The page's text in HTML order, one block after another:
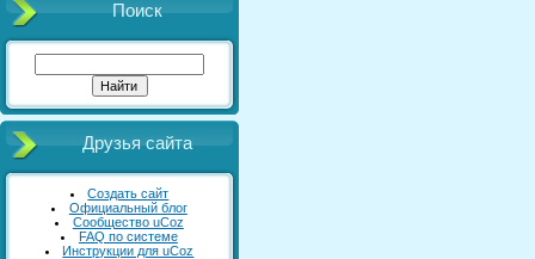
Поиск
Друзья сайта
Создать сайт
Официальный блог
Сообщество uCoz
FAQ по системе
Инструкции для uCoz